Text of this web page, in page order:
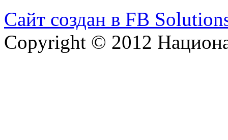
Сайт создан в FB
Copyright © 2012